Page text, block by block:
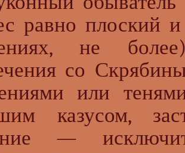
равно плоский
не
со
или
казусом,
—